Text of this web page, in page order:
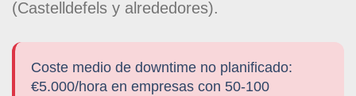
(Castelldefels y alrededores).
Coste medio de downtime no planificado:
€5.000/hora en empresas con 50-100